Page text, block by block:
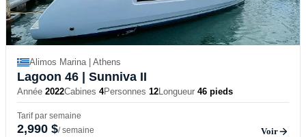
Alimos Marina | Athens
Lagoon 46 | Sunniva II
Année 2022Cabines 4Personnes 12Longueur 46 pieds
Tarif par semaine
2,990 $/ semaine Voir